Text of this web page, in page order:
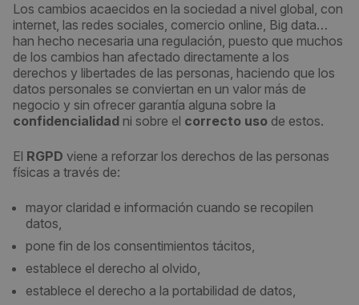
Los cambios acaecidos en la sociedad a nivel global, con
internet, las redes sociales, comercio online, Big data…
han hecho necesaria una regulación, puesto que muchos
de los cambios han afectado directamente a los
derechos y libertades de las personas, haciendo que los
datos personales se conviertan en un valor más de
negocio y sin ofrecer garantía alguna sobre la
confidencialidad ni sobre el correcto uso de estos.
El RGPD viene a reforzar los derechos de las personas
físicas a través de:
mayor claridad e información cuando se recopilen
datos,
pone fin de los consentimientos tácitos,
establece el derecho al olvido,
establece el derecho a la portabilidad de datos,